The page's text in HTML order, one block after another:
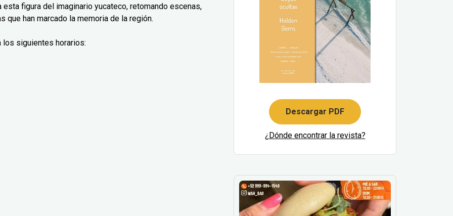
figura del imaginario yucateco, retomando escenas,
han marcado la memoria de la región.
siguientes horarios:
Descargar PDF
¿Dónde encontrar la revista?